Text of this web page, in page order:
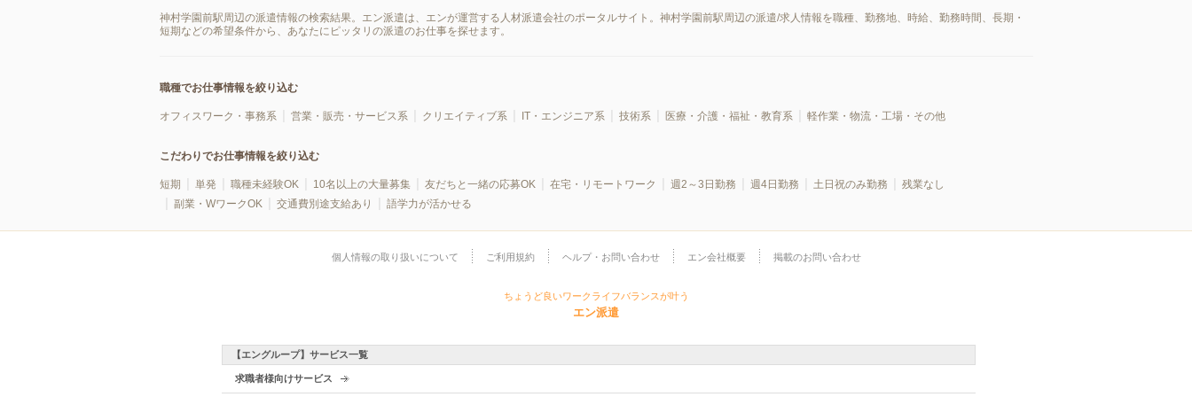
神村学園前駅周辺の派遣情報の検索結果。エン派遣は、エンが運営する人材派遣会社のポータルサイト。神村学園前駅周辺の派遣/求人情報を職種、勤務地、時給、勤務時間、長期・
短期などの希望条件から、あなたにピッタリの派遣のお仕事を探せます。
職種でお仕事情報を絞り込む
オフィスワーク・事務系 営業・販売・サービス系 クリエイティブ系 IT・エンジニア系 技術系 医療・介護・福祉・教育系 軽作業・物流・工場・その他
こだわりでお仕事情報を絞り込む
短期 単発 職種未経験OK 10名以上の大量募集 友だちと一緒の応募OK 在宅・リモートワーク 週2～3日勤務 週4日勤務 土日祝のみ勤務
残業なし
副業・WワークOK
交通費別途支給あり 語学力が活かせる
個人情報の取り扱いについて ご利用規約 ヘルプ・お問い合わせ エン会社概要 掲載のお問い合わせ
ちょうど良いワークライフバランスが叶う
エン派遣
【エングループ】サービス一覧
求職者様向けサービス